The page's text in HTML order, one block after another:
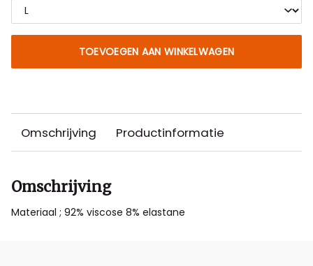
TOEVOEGEN AAN WINKELWAGEN
Omschrijving Productinformatie
Omschrijving
Materiaal ; 92% viscose 8% elastane